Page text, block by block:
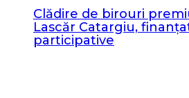
Clădire de birouri
Lascăr Catargiu,
participative